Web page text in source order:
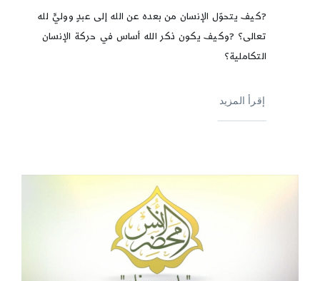
?كيف يتحوّل الإنسان من بعده عن الله إلى عبدٍ ووليٍّ لله
تعالى؟ ?وكيف يكون ذكر الله أساس في حركة الإنسان
التكاملية؟
إقرأ المزيد